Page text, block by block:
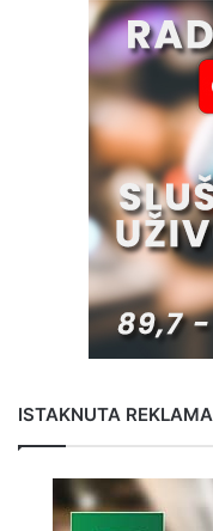
ISTAKNUTA REKLAMA